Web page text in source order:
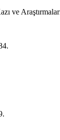
ve